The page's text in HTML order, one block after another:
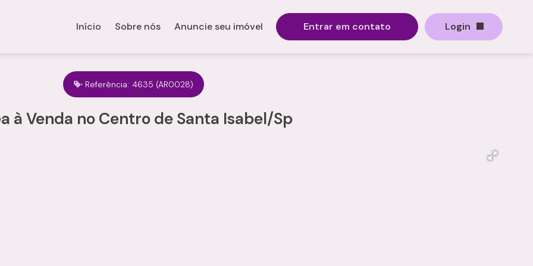
Login
Entrar em contato
Anuncie seu imóvel
Sobre nós
Início
Referência: 4635 (AR0028)
à Venda no Centro de Santa Isabel/Sp